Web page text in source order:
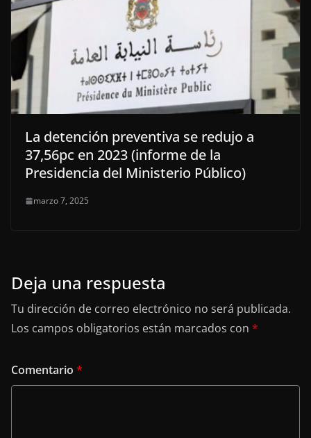
La detención preventiva se redujo a
37,56pc en 2023 (informe de la
Presidencia del Ministerio Público)
marzo 7, 2025
Deja una respuesta
Tu dirección de correo electrónico no será publicada.
Los campos obligatorios están marcados con *
Comentario *